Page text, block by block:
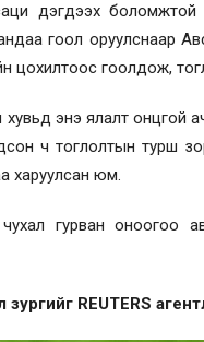
сенсаци дэгдээх
гоол оруулснаар
цохилтоос гоолдож,
энэ ялалт онцгой
ч тоглолтын турш
харуулсан юм.
гурван оноогоо
зургийг REUTERS